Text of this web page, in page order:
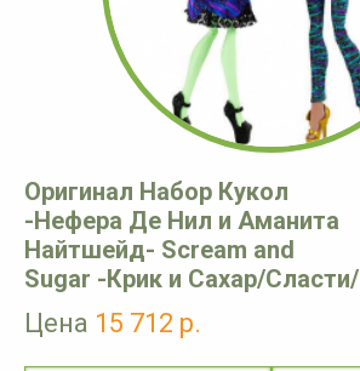
Оригинал Набор Кукол
-Нефера Де Нил и Аманита
Найтшейд- Scream and
Sugar -Крик и Сахар/Сласти/
Цена 15 712 р.